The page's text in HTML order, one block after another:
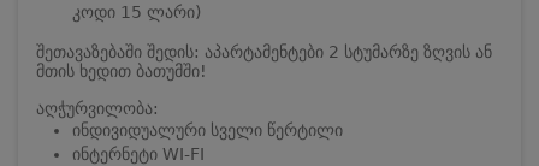
კოდი 15 ლარი)
შეთავაზებაში შედის: აპარტამენტები 2 სტუმარზე ზღვის ან
მთის ხედით ბათუმში!
აღჭურვილობა:
ინდივიდუალური სველი წერტილი
ინტერნეტი WI-FI